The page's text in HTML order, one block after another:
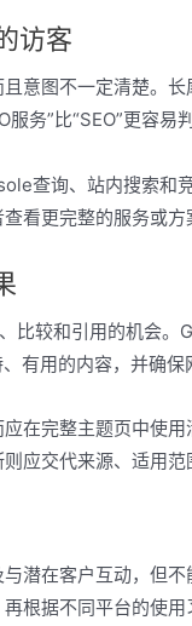
访客
意图不一定清楚。
务”比“SEO”更容易
查询、站内搜索和
看更完整的服务或
比较和引用的机会
有用的内容，并确保
在完整主题页中使
应交代来源、适用
潜在客户互动，但
根据不同平台的使用